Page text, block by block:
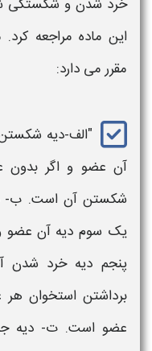
مقرر می دارد:
"الف-دیه
آن عضو و اگر بدون
شکستن آن است. ب-
یک سوم دیه آن عضو
پنجم دیهخرد شدن
برداشتن استخوان هر
عضو است. ت- دیه